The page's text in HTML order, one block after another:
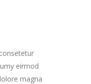
eirmod
magna